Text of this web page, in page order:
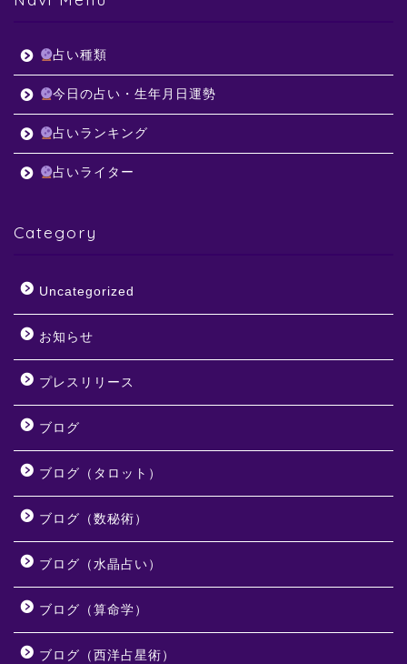
占い種類
今日の占い・生年月日運勢
占いランキング
占いライター
Category
Uncategorized
お知らせ
プレスリリース
ブログ
ブログ（タロット）
ブログ（数秘術）
ブログ（水晶占い）
ブログ（算命学）
ブログ（西洋占星術）